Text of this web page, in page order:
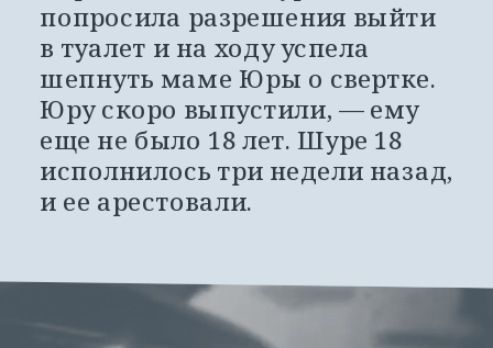
попросила разрешения выйти
в туалет и на ходу успела
шепнуть маме Юры о свертке.
Юру скоро выпустили, — ему
еще не было 18 лет. Шуре 18
исполнилось три недели назад,
и ее арестовали.